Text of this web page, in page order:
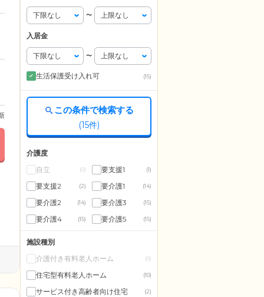
〜
入居金
〜
生活保護受け入れ可 (15)
この条件で検索する
(15件)
介護度
自立
(0) 要支援1 (1)
要支援2 (2) 要介護1 (14)
要介護2 (14) 要介護3 (15)
要介護4 (15) 要介護5 (15)
施設種別
介護付き有料老人ホーム
(0)
住宅型有料老人ホーム (10)
サービス付き高齢者向け住宅 (2)